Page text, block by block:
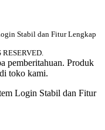
pemberitahuan. Produk
toko kami.
Login Stabil dan Fitur